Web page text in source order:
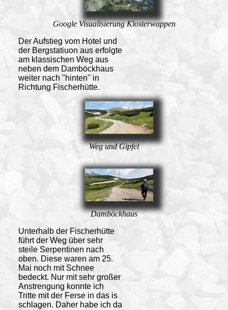
Google Visualisierung Klosterwappen
Der Aufstieg vom Hotel und
der Bergstatiuon aus erfolgte
am klassischen Weg aus
neben dem Damböckhaus
weiter nach "hinten" in
Richtung Fischerhütte.
Weg und Gipfel
Damböckhaus
Unterhalb der Fischerhütte
führt der Weg über sehr
steile Serpentinen nach
oben. Diese waren am 25.
Mai noch mit Schnee
bedeckt. Nur mit sehr großer
Anstrengung konnte ich
Tritte mit der Ferse in das is
schlagen. Daher habe ich da